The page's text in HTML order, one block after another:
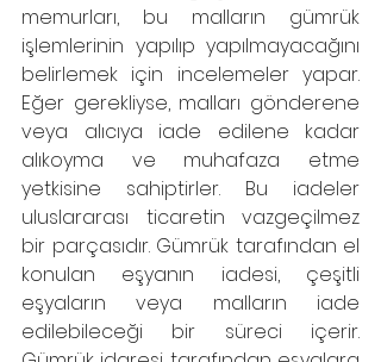
memurları, bu malların gümrük
işlemlerinin yapılıp yapılmayacağını
belirlemek için incelemeler yapar.
Eğer gerekliyse, malları gönderene
veya alıcıya iade edilene kadar
alıkoyma ve muhafaza etme
yetkisine sahiptirler. Bu iadeler
uluslararası ticaretin vazgeçilmez
bir parçasıdır. Gümrük tarafından el
konulan eşyanın iadesi, çeşitli
eşyaların veya malların iade
edilebileceği bir süreci içerir.